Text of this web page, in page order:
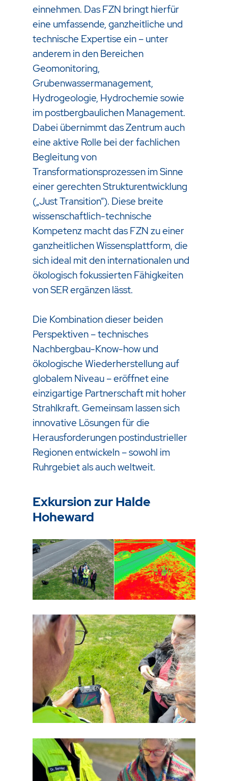
einnehmen. Das FZN bringt hierfür
eine umfassende, ganzheitliche und
technische Expertise ein – unter
anderem in den Bereichen
Geomonitoring,
Grubenwassermanagement,
Hydrogeologie, Hydrochemie sowie
im postbergbaulichen Management.
Dabei übernimmt das Zentrum auch
eine aktive Rolle bei der fachlichen
Begleitung von
Transformationsprozessen im Sinne
einer gerechten Strukturentwicklung
(„Just Transition“). Diese breite
wissenschaftlich-technische
Kompetenz macht das FZN zu einer
ganzheitlichen Wissensplattform, die
sich ideal mit den internationalen und
ökologisch fokussierten Fähigkeiten
von SER ergänzen lässt.
Die Kombination dieser beiden
Perspektiven – technisches
Nachbergbau-Know-how und
ökologische Wiederherstellung auf
globalem Niveau – eröffnet eine
einzigartige Partnerschaft mit hoher
Strahlkraft. Gemeinsam lassen sich
innovative Lösungen für die
Herausforderungen postindustrieller
Regionen entwickeln – sowohl im
Ruhrgebiet als auch weltweit.
Exkursion zur Halde
Hoheward